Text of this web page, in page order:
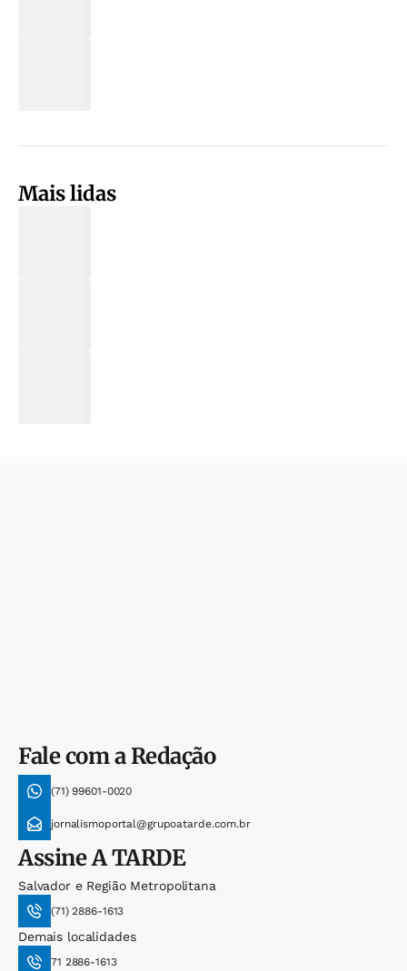
Mais lidas
Fale com a Redação
(71) 99601-0020
jornalismoportal@grupoatarde.com.br
AssineA TARDE
Salvador e Região Metropolitana
(71) 2886-1613
Demais localidades
71 2886-1613